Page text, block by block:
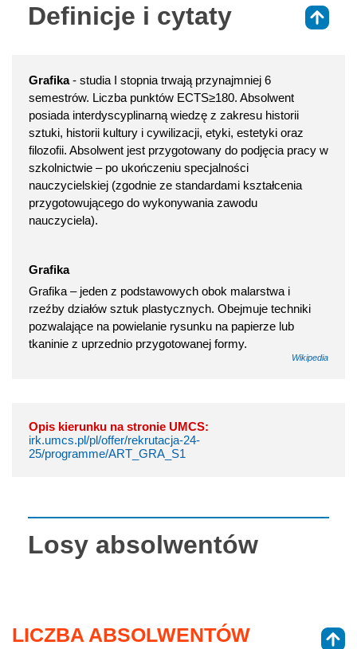
Definicje i cytaty
Grafika- studia I stopnia trwają przynajmniej 6
semestrów. Liczba punktów ECTS≥180. Absolwent
posiada interdyscyplinarną wiedzę z zakresu historii
sztuki, historii kultury i cywilizacji, etyki, estetyki oraz
filozofii. Absolwent jest przygotowany do podjęcia pracy w
szkolnictwie – po ukończeniu specjalności
nauczycielskiej (zgodnie ze standardami kształcenia
przygotowującego do wykonywania zawodu
nauczyciela).
Grafika
Grafika – jeden z podstawowych obok malarstwa i
rzeźby działów sztuk plastycznych. Obejmuje techniki
pozwalające na powielanie rysunku na papierze lub
tkaninie z uprzednio przygotowanej formy.
Wikipedia
Opis kierunku na stronie UMCS:
irk.umcs.pl/pl/offer/rekrutacja-24-
25/programme/ART_GRA_S1
Losy absolwentów
LICZBA ABSOLWENTÓW